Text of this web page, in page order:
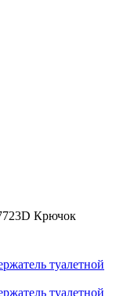
Крючок